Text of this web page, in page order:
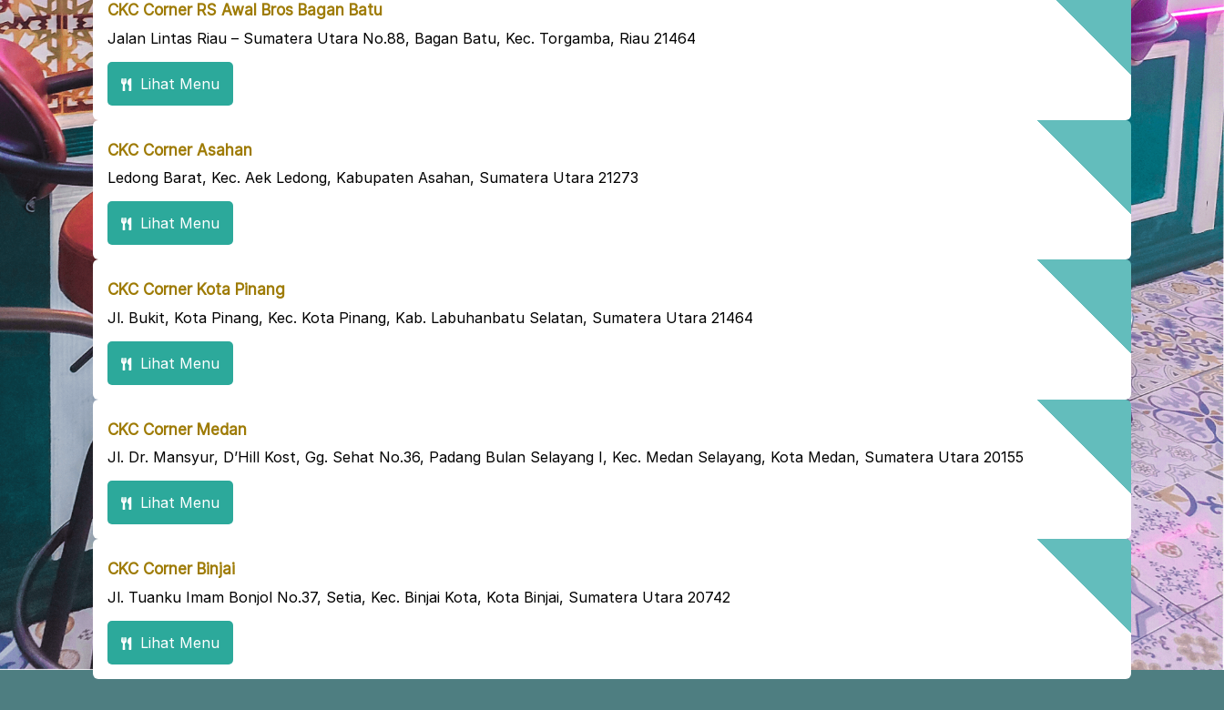
CKC Corner RS Awal Bros Bagan Batu
Jalan Lintas Riau – Sumatera Utara No.88, Bagan Batu, Kec. Torgamba, Riau 21464
Lihat Menu
CKC Corner Asahan
Ledong Barat, Kec. Aek Ledong, Kabupaten Asahan, Sumatera Utara 21273
Lihat Menu
CKC Corner Kota Pinang
Jl. Bukit, Kota Pinang, Kec. Kota Pinang, Kab. Labuhanbatu Selatan, Sumatera Utara 21464
Lihat Menu
CKC Corner Medan
Jl. Dr. Mansyur, D’Hill Kost, Gg. Sehat No.36, Padang Bulan Selayang I, Kec. Medan Selayang, Kota Medan, Sumatera Utara 20155
Lihat Menu
CKC Corner Binjai
Jl. Tuanku Imam Bonjol No.37, Setia, Kec. Binjai Kota, Kota Binjai, Sumatera Utara 20742
Lihat Menu